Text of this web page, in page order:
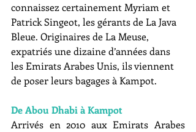
connaissez certainement Myriam et
Patrick Singeot, les gérants de La Java
Bleue. Originaires de La Meuse,
expatriés une dizaine d’années dans
les Emirats Arabes Unis, ils viennent
de poser leurs bagages à Kampot.
De Abou Dhabi à Kampot
Arrivés en 2010 aux Emirats Arabes